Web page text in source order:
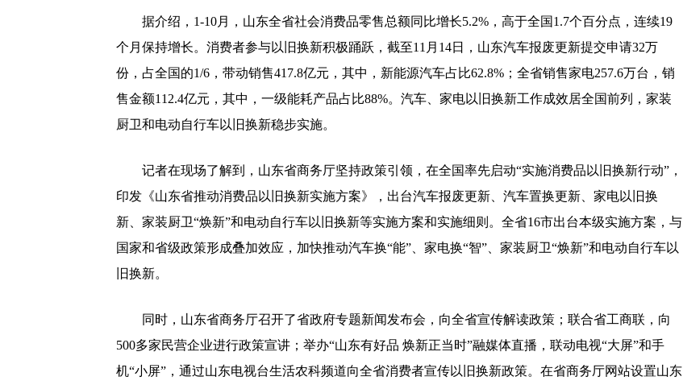
据介绍，1-10月，山东全省社会消费品零售总额同比增长5.2%，高于全国1.7个百分点，连续19
个月保持增长。消费者参与以旧换新积极踊跃，截至11月14日，山东汽车报废更新提交申请32万
份，占全国的1/6，带动销售417.8亿元，其中，新能源汽车占比62.8%；全省销售家电257.6万台，销
售金额112.4亿元，其中，一级能耗产品占比88%。汽车、家电以旧换新工作成效居全国前列，家装
厨卫和电动自行车以旧换新稳步实施。
记者在现场了解到，山东省商务厅坚持政策引领，在全国率先启动“实施消费品以旧换新行动”，
印发《山东省推动消费品以旧换新实施方案》，出台汽车报废更新、汽车置换更新、家电以旧换
新、家装厨卫“焕新”和电动自行车以旧换新等实施方案和实施细则。全省16市出台本级实施方案，与
国家和省级政策形成叠加效应，加快推动汽车换“能”、家电换“智”、家装厨卫“焕新”和电动自行车以
旧换新。
同时，山东省商务厅召开了省政府专题新闻发布会，向全省宣传解读政策；联合省工商联，向
500多家民营企业进行政策宣讲；举办“山东有好品 焕新正当时”融媒体直播，联动电视“大屏”和手
机“小屏”，通过山东电视台生活农科频道向全省消费者宣传以旧换新政策。在省商务厅网站设置山东